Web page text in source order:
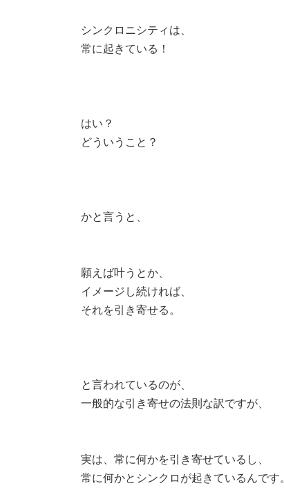
シンクロニシティは、
常に起きている！
はい？
どういうこと？
かと言うと、
願えば叶うとか、
イメージし続ければ、
それを引き寄せる。
と言われているのが、
一般的な引き寄せの法則な訳ですが、
実は、常に何かを引き寄せているし、
常に何かとシンクロが起きているんです。